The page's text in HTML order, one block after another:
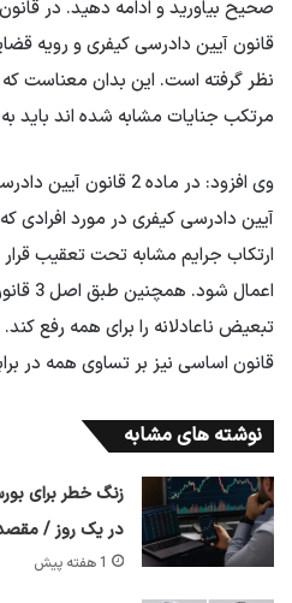
صحیح بیاورید و ادامه دهید. در
قانون آیین دادرسی کیفری و رویه
نظر گرفته است. این بدان معناست
مرتکب جنایات مشابه شده اند باید
وی افزود: در ماده 2
آیین دادرسی کیفری در مورد افرادی
ارتکاب جرایم مشابه تحت تعقیب
اعمال
قانون اساسی نیز بر تساوی همه در
نوشته های مشابه
در یک روز /
1 هفته پیش